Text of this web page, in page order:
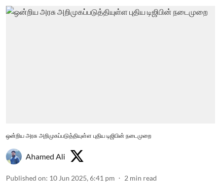
ஒன்றிய அரசு அறிமுகப்படுத்தியுள்ள புதிய டிஜிபின் நடைமுறை
Ahamed Ali
Published on: 10 Jun 2025, 6:41 pm 2 min read